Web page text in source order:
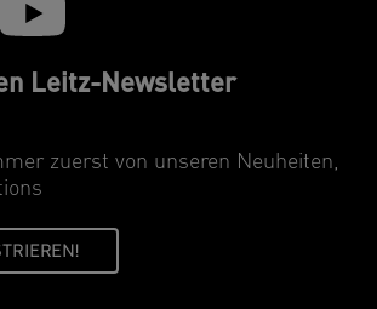
Leitz-Newsletter
zuerst von unseren Neuheiten,